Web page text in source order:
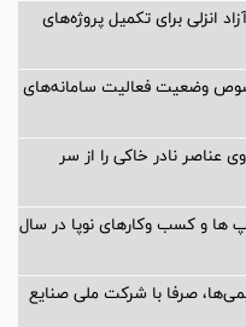
انزلی برای تكمیل پروژه‌های
وضعیت فعالیت سامانه‌های
عناصر نادر خاکی را از سر
ها و کسب وکارهای نوپا در سال
صرفا با شرکت ملی صنایع